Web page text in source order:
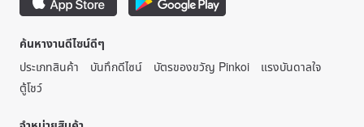
ค้นหางานดีไซน์ดีๆ
ประเภทสินค้า
บันทึกดีไซน์ บัตรของขวัญ Pinkoi
แรงบันดาลใจ
ตู้โชว์